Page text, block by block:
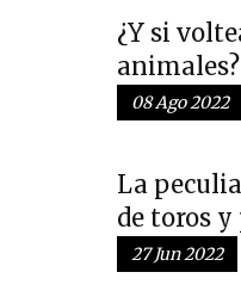
¿Y si
animales?
08 Ago 2022
La
de toros y
27 Jun 2022